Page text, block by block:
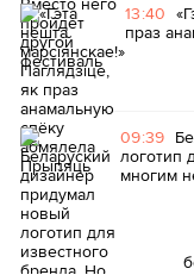
13:40
праз
09:39
логотип
многим